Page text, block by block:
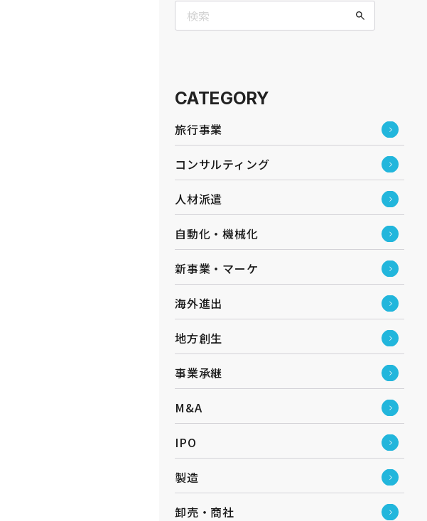
CATEGORY
旅行事業
コンサルティング
人材派遣
自動化・機械化
新事業・マーケ
海外進出
地方創生
事業承継
M&A
IPO
製造
卸売・商社